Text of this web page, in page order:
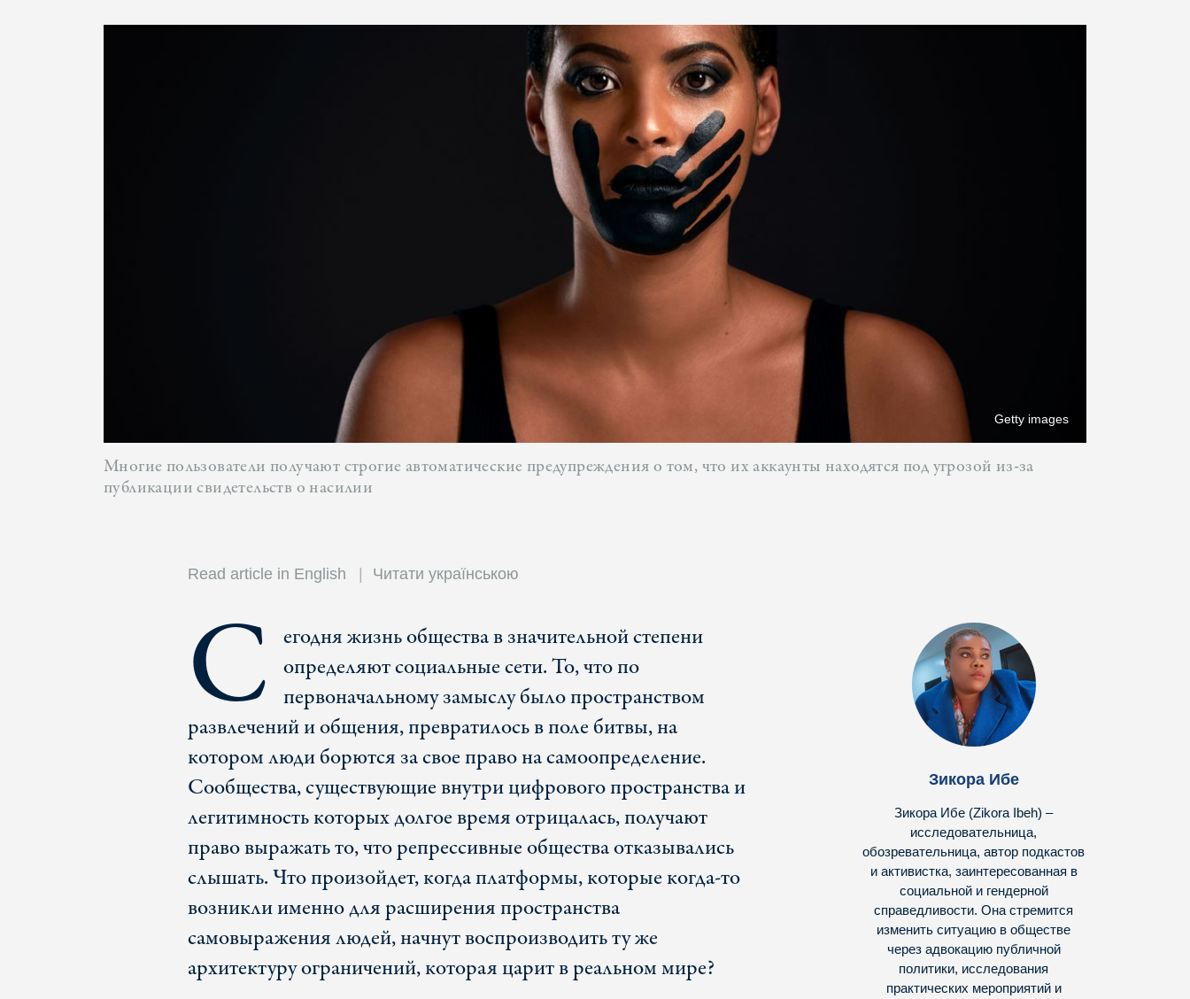
Getty images
Многие пользователи получают строгие автоматические предупреждения о том, что их аккаунты находятся под угрозой из-за
публикации свидетельств о насилии
Read article in English Читати українською
С егодня жизнь общества в значительной степени
определяют социальные сети. То, что по
первоначальному замыслу было пространством
развлечений и общения, превратилось в поле битвы, на
котором люди борются за свое право на самоопределение.
Сообщества, существующие внутри цифрового пространства и
легитимность которых долгое время отрицалась, получают
право выражать то, что репрессивные общества отказывались
слышать. Что произойдет, когда платформы, которые когда-то
возникли именно для расширения пространства
самовыражения людей, начнут воспроизводить ту же
архитектуру ограничений, которая царит в реальном мире?
Зикора Ибе
Зикора Ибе (Zikora Ibeh) –
исследовательница,
обозревательница, автор подкастов
и активистка, заинтересованная в
социальной и гендерной
справедливости. Она стремится
изменить ситуацию в обществе
через адвокацию публичной
политики, исследования
практических мероприятий и